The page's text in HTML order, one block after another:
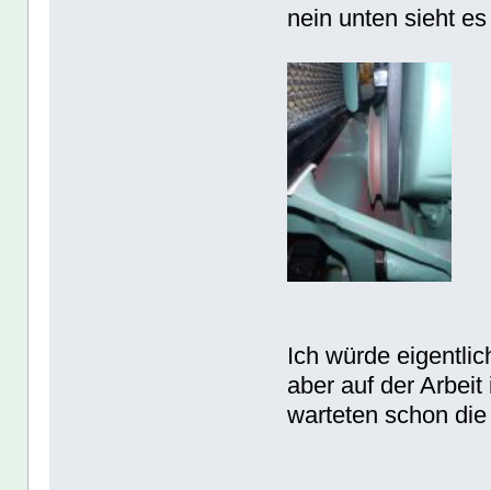
nein unten sieht
Ich würde
aber auf der
warteten schon